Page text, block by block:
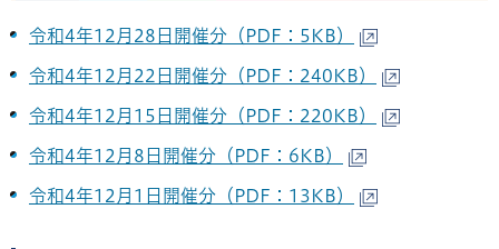
令和4年12月28日開催分（PDF：5KB）
令和4年12月22日開催分（PDF：240KB）
令和4年12月15日開催分（PDF：220KB）
令和4年12月8日開催分（PDF：6KB）
令和4年12月1日開催分（PDF：13KB）